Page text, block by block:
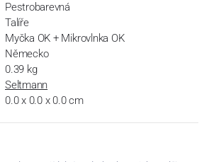
Pestrobarevná
Talíře
Myčka OK + Mikrovlnka OK
Německo
0.39 kg
Seltmann
0.0 x 0.0 x 0.0 cm